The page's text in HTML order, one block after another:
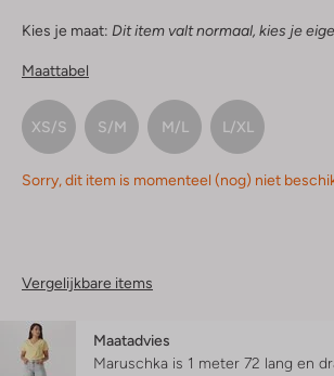
Kies je maat: Dit item valt normaal, kies je
Maattabel
XS/S S/M M/L L/XL
Sorry, dit item is momenteel (nog) niet
Vergelijkbare items
Maatadvies
Maruschka is 1 meter 72 lang en